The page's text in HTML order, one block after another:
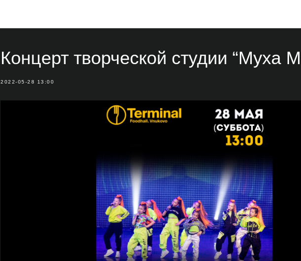
Концерт творческой студии “Муха
2022-05-28 13:00